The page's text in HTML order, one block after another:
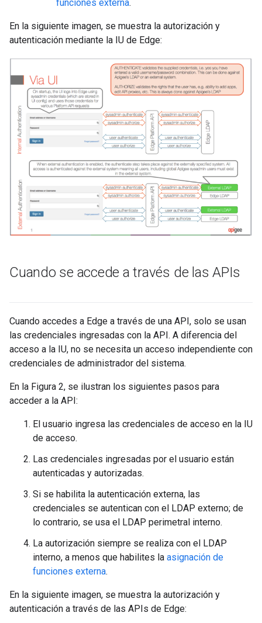
funciones externa.
En la siguiente imagen, se muestra la autorización y
autenticación mediante la IU de Edge:
Cuando se accede a través de las APIs
Cuando accedes a Edge a través de una API, solo se usan
las credenciales ingresadas con la API. A diferencia del
acceso a la IU, no se necesita un acceso independiente con
credenciales de administrador del sistema.
En la Figura 2, se ilustran los siguientes pasos para
acceder a la API:
El usuario ingresa las credenciales de acceso en la IU
de acceso.
Las credenciales ingresadas por el usuario están
autenticadas y autorizadas.
Si se habilita la autenticación externa, las
credenciales se autentican con el LDAP externo; de
lo contrario, se usa el LDAP perimetral interno.
La autorización siempre se realiza con el LDAP
interno, a menos que habilites la asignación de
funciones externa.
En la siguiente imagen, se muestra la autorización y
autenticación a través de las APIs de Edge: